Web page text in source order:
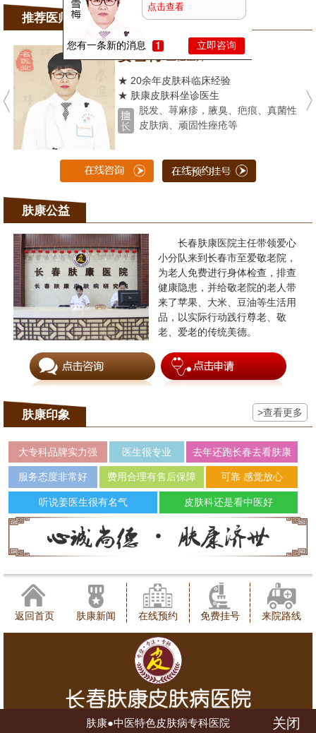
推荐医师
姜雪梅 主任医师
★ 20余年皮肤科临床经验
★ 肤康皮肤科坐诊医生
脱发、荨麻疹，腋臭、疤痕、真菌性
皮肤病、顽固性痤疮等
肤康公益
长春肤康医院主任带领爱心
小分队来到长春市至爱敬老院，
为老人免费进行身体检查，排查
健康隐患，并给敬老院的老人带
来了苹果、大米、豆油等生活用
品，以实际行动践行尊老、敬
老、爱老的传统美德。
肤康印象 >查看更多
大专科品牌实力强 医生很专业 去年还跑长春去看肤康
服务态度非常好 费用合理有售后保障 可靠 感觉放心
听说姜医生很有名气 皮肤科还是看中医好
返回首页 肤康新闻 在线预约 免费挂号 来院路线
点击查看
您有一条新的消息 立即咨询
肤康●中医特色皮肤病专科医院 关闭